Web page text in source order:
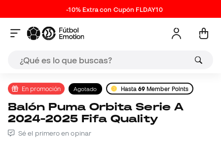
-10% Extra con Cupón FLDAY10
En promoción Agotado Hasta69 Member Points
Balón Puma Orbita Serie A
2024-2025 Fifa Quality
Sé el primero en opinar